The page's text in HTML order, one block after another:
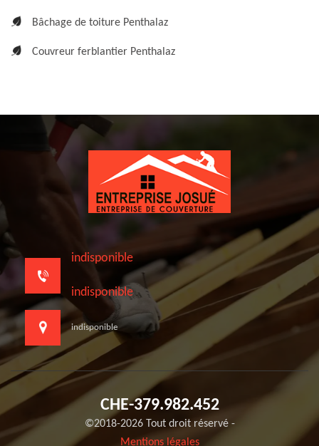
Bâchage de toiture Penthalaz
Couvreur ferblantier Penthalaz
indisponible
indisponible
indisponible
CHE-379.982.452
©2018-2026 Tout droit réservé -
Mentions légales